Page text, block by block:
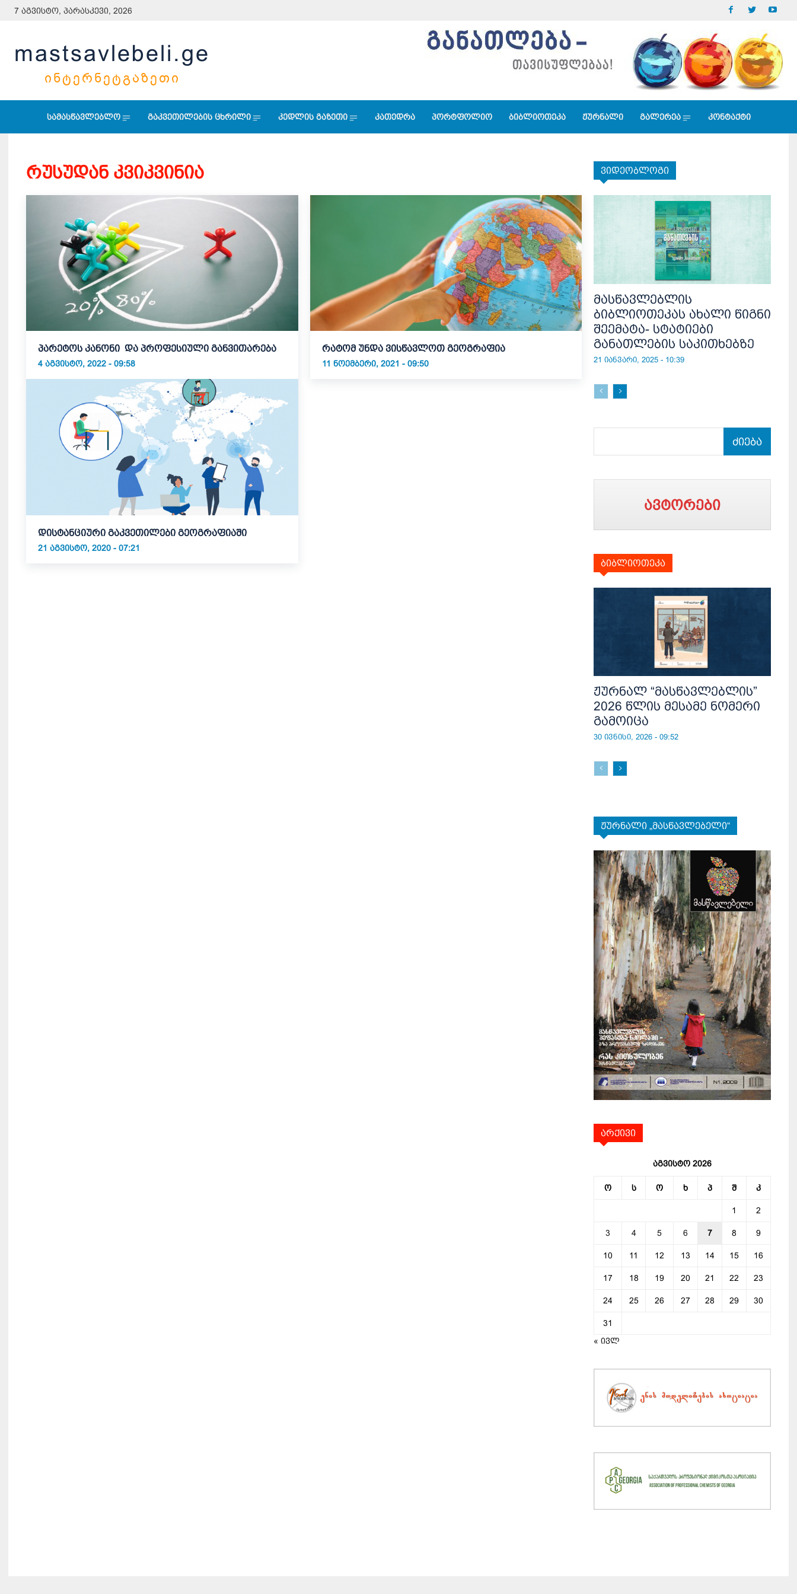
7 აგვისტო, პარასკევი, 2026
mastsavlebeli.ge
ᲘᲜᲢᲔᲠᲜᲔᲢᲒᲐᲖᲔᲗᲘ
სამასწავლებლო გაკვეთილების ცხრილი კედლის გაზეთი კათედრა პორტფოლიო ბიბლიოთეკა ჟურნალი გალერეა კონტაქტი
რუსუდან კვიკვინია
პარეტოს კანონი და პროფესიული განვითარება
4 ᲐᲒᲕᲘᲡᲢᲝ, 2022 - 09:58
რატომ უნდა ვისწავლოთ გეოგრაფია
11 ᲜᲝᲔᲛᲑᲔᲠᲘ, 2021 - 09:50
დისტანციური გაკვეთილები გეოგრაფიაში
21 ᲐᲒᲕᲘᲡᲢᲝ, 2020 - 07:21
ვიდეობლოგი
მასწავლებლის
ბიბლიოთეკას ახალი წიგნი
შეემატა- სტატიები
განათლების საკითხებზე
21 იანვარი, 2025 - 10:39
ძიება
ავტორები
ბიბლიოთეკა
ჟურნალ “მასწავლებლის”
2026 წლის მესამე ნომერი
გამოიცა
30 ივნისი, 2026 - 09:52
ჟურნალი „მასწავლებელი“
არქივი
აგვისტო 2026
ო ს ო ხ პ შ კ
1 2
3 4 5 6 7 8 9
10 11 12 13 14 15 16
17 18 19 20 21 22 23
24 25 26 27 28 29 30
31
« ივლ